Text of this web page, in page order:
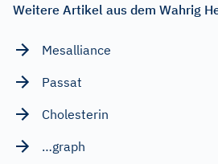
Weitere Artikel aus dem Wahrig
Mesalliance
Passat
Cholesterin
…graph